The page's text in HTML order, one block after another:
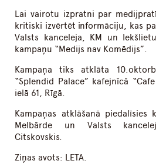
Lai vairotu izpratni par
kritiski izvērtēt informāciju, kas
Valsts kanceleja, KM un
kampaņu “Medijs nav Komēdijs”.
Kampaņa tiks atklāta
“Splendid Palace” kafejnīcā
ielā 61, Rīgā.
Kampaņas atklāšanā piedalīsies
Melbārde un Valsts
Citskovskis.
Ziņas avots: LETA.